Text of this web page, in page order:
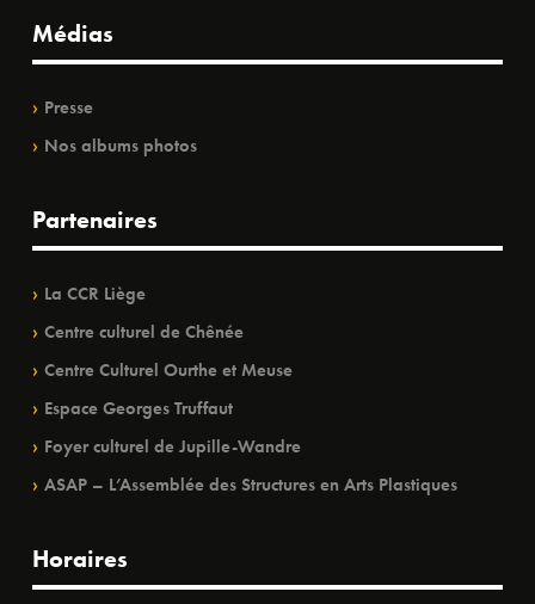
Médias
Presse
Nos albums photos
Partenaires
La CCR Liège
Centre culturel de Chênée
Centre Culturel Ourthe et Meuse
Espace Georges Truffaut
Foyer culturel de Jupille-Wandre
ASAP – L’Assemblée des Structures en Arts Plastiques
Horaires